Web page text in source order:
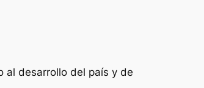
al desarrollo del país y de